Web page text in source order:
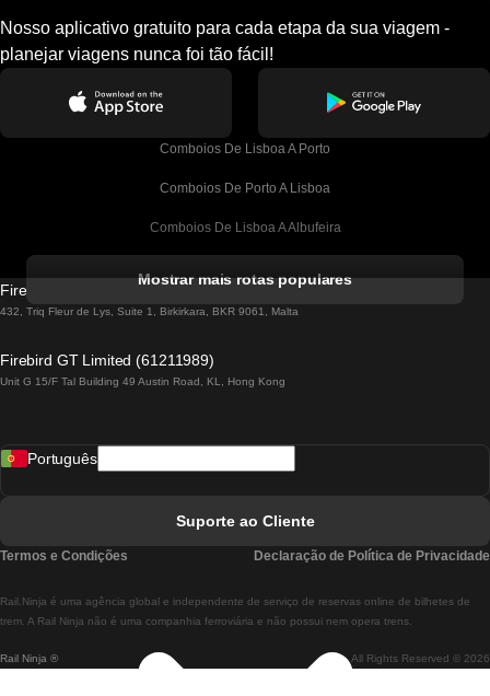
Nosso aplicativo gratuito para cada etapa da sua viagem -
planejar viagens nunca foi tão fácil!
Comboios De Lisboa A Porto
Comboios De Porto A Lisboa
Comboios De Lisboa A Albufeira
Comboios De Lisboa A Lagos
Comboios De Lisboa A Madrid
Comboios De Lisboa A Braga
Comboios De Braga A Lisboa
Mostrar mais rotas populares
Firebird GT Limited (OC 1451)
432, Triq Fleur de Lys, Suite 1, Birkirkara, BKR 9061, Malta
Firebird GT Limited (61211989)
Unit G 15/F Tal Building 49 Austin Road, KL, Hong Kong
Rail Ninja ® All Rights Reserved © 2026
Rail.Ninja é uma agência global e independente de serviço de reservas online de bilhetes de
trem. A Rail Ninja não é uma companhia ferroviária e não possui nem opera trens.
Português
Suporte ao Cliente
Termos e Condições Declaração de Política de Privacidade